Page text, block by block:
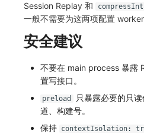
Session Replay 和
一般不需要为这两项配置 worker
安全建议
不要在 main process 暴露
置写接口。
preload
只暴露必要的只
道、构建号。
保持 contextIsolation: